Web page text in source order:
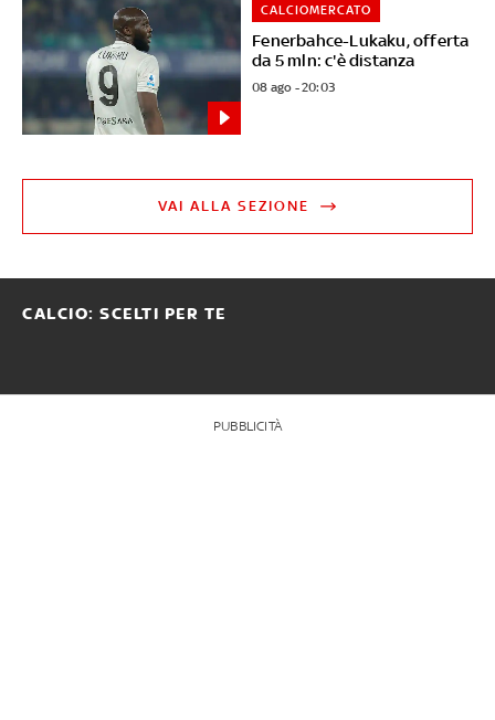
Fenerbahce-Lukaku, offerta
da 5 mln: c'è distanza
CALCIOMERCATO
08 ago - 20:03
VAI ALLA SEZIONE
CALCIO: SCELTI PER TE
PUBBLICITÀ